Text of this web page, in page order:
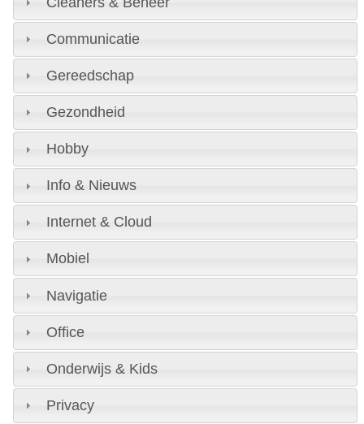
Communicatie
Gereedschap
Gezondheid
Hobby
Info & Nieuws
Internet & Cloud
Mobiel
Navigatie
Office
Onderwijs & Kids
Privacy